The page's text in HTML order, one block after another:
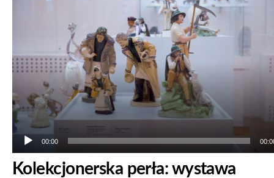
00:00
Kolekcjonerska perła: wystawa